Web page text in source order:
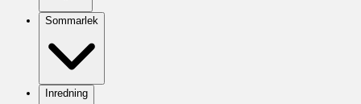
Sommarlek
Inredning